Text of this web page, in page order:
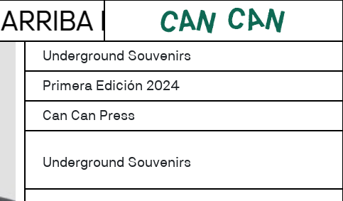
PEDIDOS ARRIBA DE
Underground Souvenirs
Primera Edición 2024
Can Can Press
Underground Souvenirs